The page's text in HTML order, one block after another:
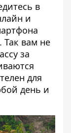
в
и
Так вам не
за
для
день и